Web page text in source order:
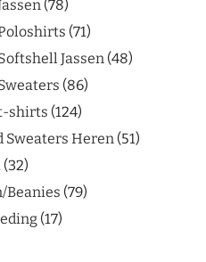
78
71
Jassen 48
86
shirts 124
Sweaters Heren 51
32
Beanies 79
17